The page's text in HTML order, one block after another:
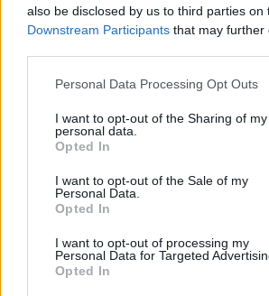
also be disclosed by us to third parties on
Downstream Participants that may further
Please note that this website/app uses
not limited to your visit or usage
grant or deny consent to Google and its
use your data for below specified
consent section.
Personal Data Processing Opt Outs
I want to opt-out of the Sharing of my
personal data.
Opted In
I want to opt-out of the Sale of my
Personal Data.
Opted In
I want to opt-out of processing my
Personal Data for Targeted
Opted In
Continua a leggere